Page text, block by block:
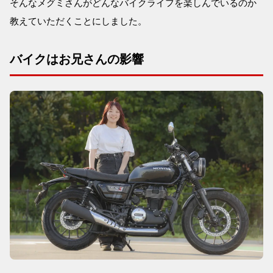
そんなメグミさんがどんなバイクライフを楽しんでいるのか
教えていただくことにしました。
バイクはお兄さんの影響